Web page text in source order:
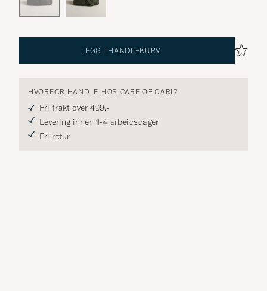
LEGG I HANDLEKURV
HVORFOR HANDLE HOS CARE OF CARL?
Fri frakt over 499,-
Levering innen 1-4 arbeidsdager
Fri retur